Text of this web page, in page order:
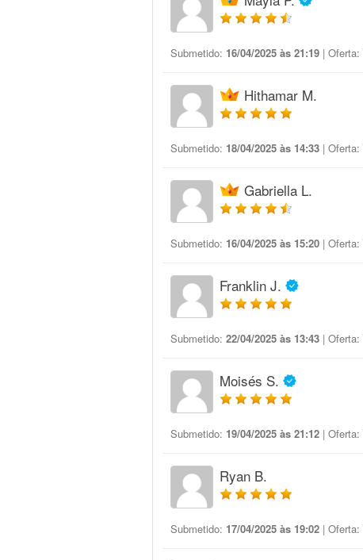
Submetido: 16/04/2025 às 21:19 | Oferta:
Hithamar M.
Submetido: 18/04/2025 às 14:33 | Oferta:
Gabriella L.
Submetido: 16/04/2025 às 15:20 | Oferta:
Franklin J.
Submetido: 22/04/2025 às 13:43 | Oferta:
Moisés S.
Submetido: 19/04/2025 às 21:12 | Oferta:
Ryan B.
Submetido: 17/04/2025 às 19:02 | Oferta: